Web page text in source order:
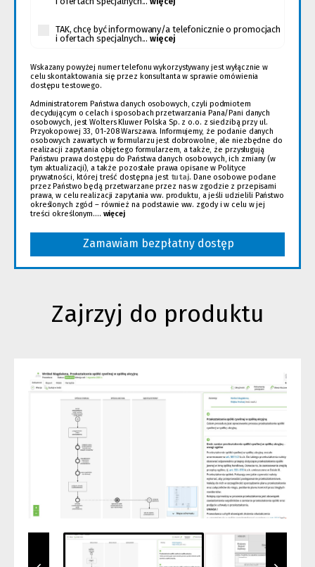
TAK, chcę być informowany/a telefonicznie o promocjach
i ofertach specjalnych...więcej
Wskazany powyżej numer telefonu wykorzystywany jest wyłącznie w
celu skontaktowania się przez konsultanta w sprawie omówienia
dostępu testowego.
Administratorem Państwa danych osobowych, czyli podmiotem
decydującym o celach i sposobach przetwarzania Pana/Pani danych
osobowych, jest Wolters Kluwer Polska Sp. z o.o. z siedzibą przy ul.
Przyokopowej 33, 01-208 Warszawa. Informujemy, że podanie danych
osobowych zawartych w formularzu jest dobrowolne, ale niezbędne do
realizacji zapytania objętego formularzem, a także, że przysługują
Państwu prawa dostępu do Państwa danych osobowych, ich zmiany (w
tym aktualizacji), a także pozostałe prawa opisane w Polityce
prywatności, której treść dostępna jest tutaj(Link
do
innej
strony)
. Dane osobowe podane
przez Państwo będą przetwarzane przez nas w zgodzie z przepisami
prawa, w celu realizacji zapytania ww. produktu, a jeśli udzielili Państwo
określonych zgód – również na podstawie ww. zgody i w celu w jej
treści określonym.... więcej
Zamawiam bezpłatny dostęp
Zajrzyj do produktu